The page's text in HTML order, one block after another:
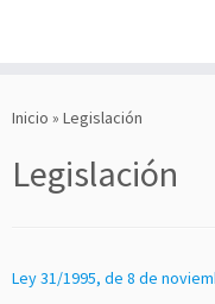
Inicio » Legislación
Legislación
Ley 31/1995, de 8 de